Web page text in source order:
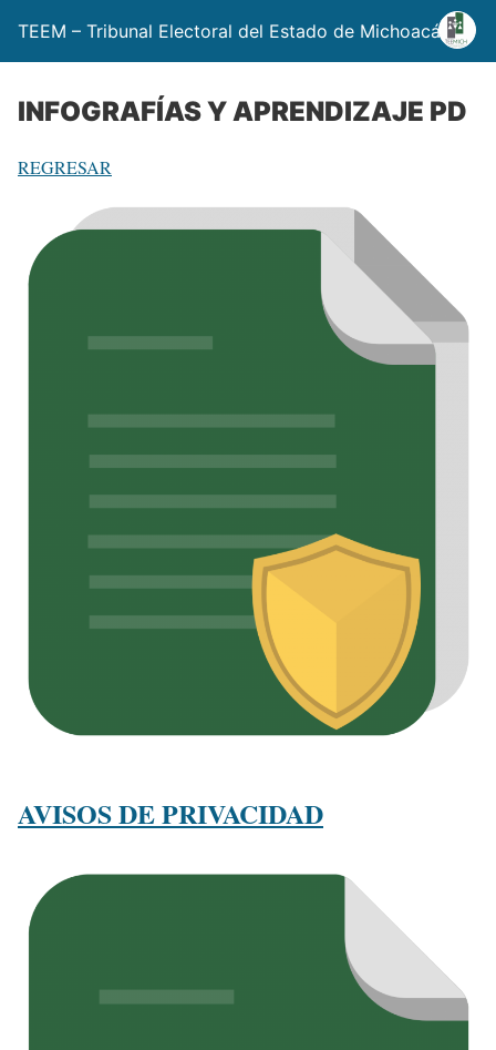
TEEM – Tribunal Electoral del Estado de Michoacán
INFOGRAFÍAS Y APRENDIZAJE PD
REGRESAR
AVISOS DE PRIVACIDAD